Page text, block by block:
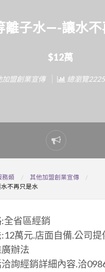
離子水—-讓水不
$12萬
加盟創業宣傳 總瀏覽
Report
problem
務類
其他加盟創業宣傳
不再只是水
全省區經銷
萬元.店面自備.公司提
辦法
詢經銷詳細內容.洽